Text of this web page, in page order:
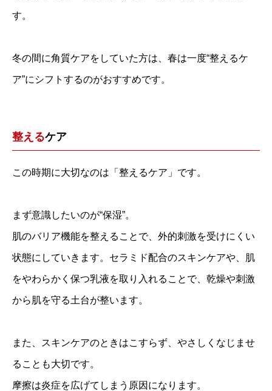
す。
冬の間に角質ケアをしていた方は、春は一度“整えるケ
ア”にシフトするのがおすすめです。
整えるケア
この時期に大切なのは「整えるケア」です。
まず意識したいのが“保湿”。
肌のバリア機能を整えることで、外的刺激を受けにくい
状態にしていきます。セラミド配合のスキンケアや、肌
をやわらかく保つ乳液を取り入れることで、乾燥や刺激
から肌を守る土台が整います。
また、スキンケアのときはこすらず、やさしくなじませ
ることも大切です。
摩擦は炎症を広げてしまう原因になります。